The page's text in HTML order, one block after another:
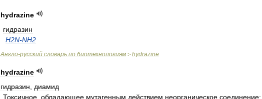
hydrazine
гидразин
H2N-NH2
Англо-русский словарь по биотехнологиям > hydrazine
hydrazine
гидразин
диамид
Токсичное обладающее мутагенным действием неорганическое соединение;